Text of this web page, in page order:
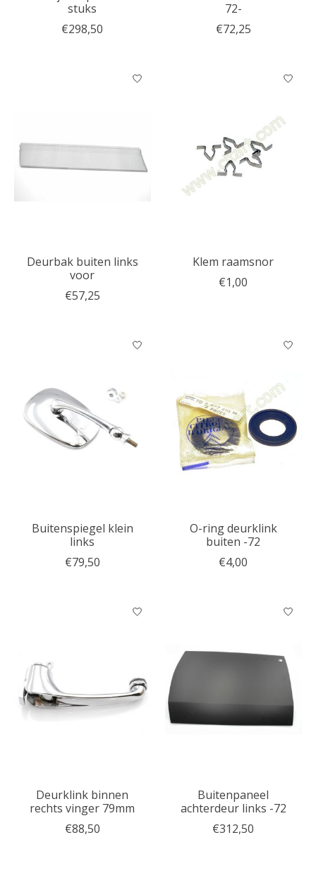
stuks
€298,50
72-
€72,25
Deurbak buiten links
voor
€57,25
Klem raamsnor
€1,00
Buitenspiegel klein
links
€79,50
O-ring deurklink
buiten -72
€4,00
Deurklink binnen
rechts vinger 79mm
€88,50
Buitenpaneel
achterdeur links -72
€312,50